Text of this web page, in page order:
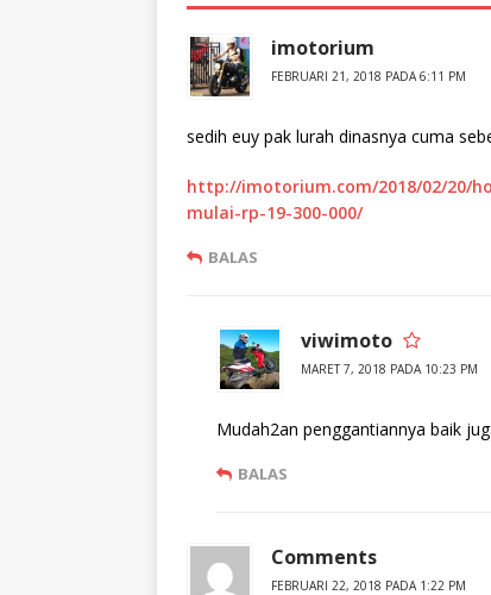
k
d
i
j
e
n
e
l
a
n
g
a
r
b
a
d
n
d
a
y
a
)
imotorium
FEBRUARI 21, 2018 PADA 6:11 PM
sedih euy pak lurah dinasnya cuma
http://imotorium.com/2018/02/20/
mulai-rp-19-300-000/
BALAS
viwimoto
MARET 7, 2018 PADA 10:23 PM
Mudah2an penggantiannya baik
BALAS
Comments
FEBRUARI 22, 2018 PADA 1:22 PM